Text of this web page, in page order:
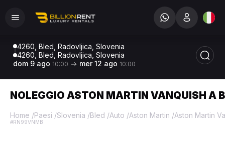
4260, Bled, Radovljica, Slovenia
4260, Bled, Radovljica, Slovenia
dom 9 ago 10:00 mer 12 ago 10:00
NOLEGGIO ASTON MARTIN VANQUISH A
Home /Paesi /Slovenia /Bled /Auto /Aston Martin /Aston Martin
#RN99VNMB